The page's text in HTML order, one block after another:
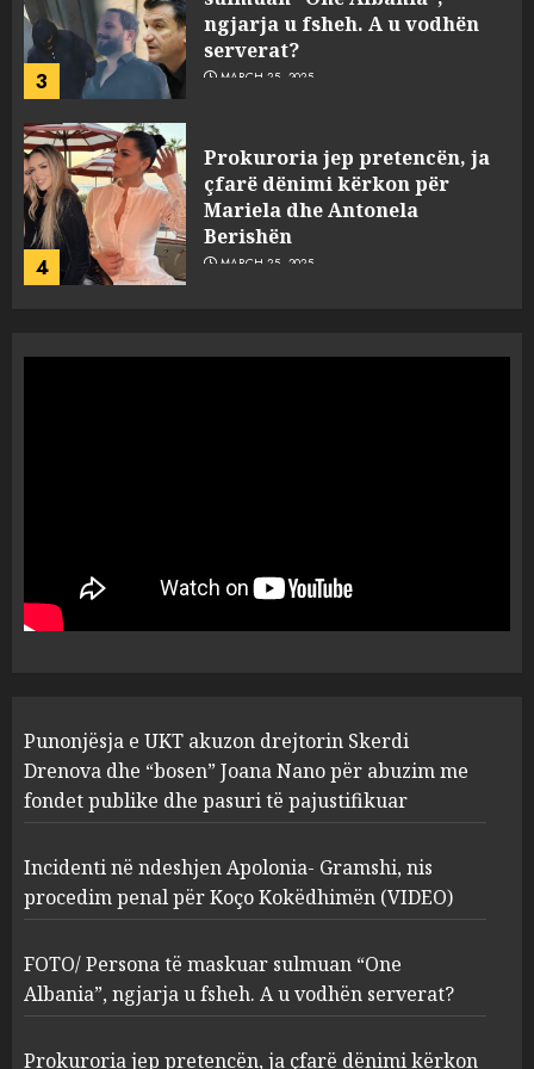
3
ngjarja u fsheh. A u vodhën
serverat?
MARCH 25, 2025
4
Prokuroria jep pretencën, ja
çfarë dënimi kërkon për
Mariela dhe Antonela
Berishën
MARCH 25, 2025
1
“bosen” Joana Nano për
abuzim me fondet publike dhe
pasuri të pajustifikuar
2
Apolonia- Gramshi, nis
procedim penal për Koço
Kokëdhimën (VIDEO)
MARCH 27, 2025
3
FOTO/ Persona të maskuar
sulmuan “One Albania”,
ngjarja u fsheh. A u vodhën
serverat?
MARCH 25, 2025
Punonjësja e UKT akuzon drejtorin Skerdi
Drenova dhe “bosen” Joana Nano për abuzim me
fondet publike dhe pasuri të pajustifikuar
Incidenti në ndeshjen Apolonia- Gramshi, nis
procedim penal për Koço Kokëdhimën (VIDEO)
FOTO/ Persona të maskuar sulmuan “One
Albania”, ngjarja u fsheh. A u vodhën serverat?
Prokuroria jep pretencën, ja çfarë dënimi kërkon